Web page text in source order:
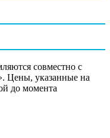
совместно с
Цены, указанные на
до момента